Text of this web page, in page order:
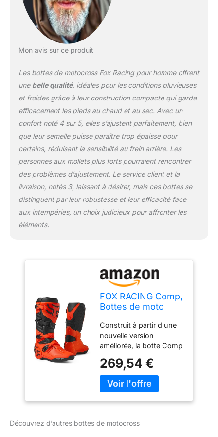
conçus pour fournir une
couverture. La doublure
stabilité et soutien de
l'orteil au talon et d'un
côté à l'autre sur les
chevilles. Notre mélange
de caoutchouc exclusif
Fox Positac offre une
meilleure durabilité et une
adhérence sans
extérieure. Semelle
extérieure en
caoutchouc refermable.
Mon avis sur ce produit
Les bottes de motocross Fox Racing pour homme offrent
une belle qualité, idéales pour les conditions pluvieuses
et froides grâce à leur construction compacte qui garde
efficacement les pieds au chaud et au sec. Avec un
confort noté 4 sur 5, elles s’ajustent parfaitement, bien
que leur semelle puisse paraître trop épaisse pour
certains, réduisant la sensibilité au frein arrière. Les
personnes aux mollets plus forts pourraient rencontrer
des problèmes d’ajustement. Le service client et la
livraison, notés 3, laissent à désirer, mais ces bottes se
distinguent par leur robustesse et leur efficacité face
aux intempéries, un choix judicieux pour affronter les
éléments.
FOX RACING Comp,
Bottes de moto
Orange Fluo, 48 EU,
Orange fluo., 48 EU
Construit à partir d'une
nouvelle version
améliorée, la botte Comp
instantané et un
excellent ajustement.
Dessus en cuir
durabilité supérieurs. Le
269,54 €
Découvrez d’autres bottes de motocross